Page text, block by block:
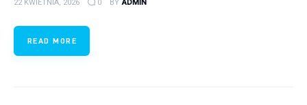
22 KWIETNIA, 2026 0 BY ADMIN
READ MORE